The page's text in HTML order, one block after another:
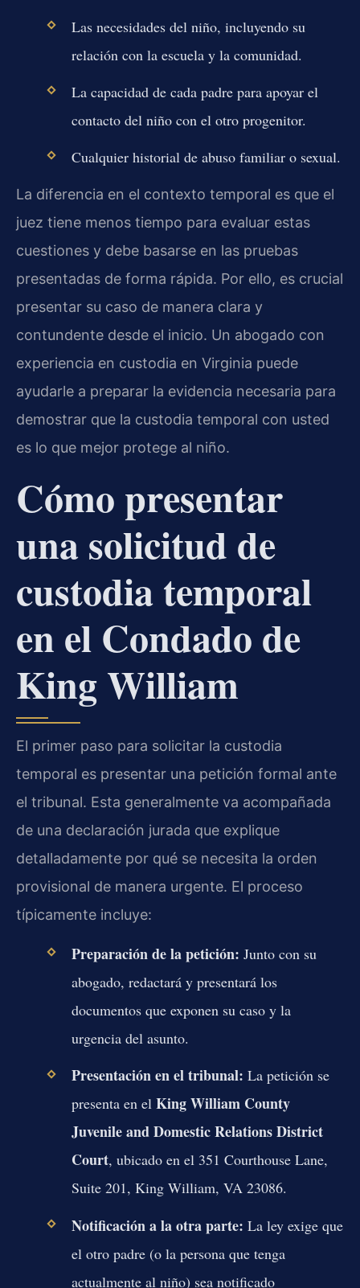
Las necesidades del niño, incluyendo su
relación con la escuela y la comunidad.
La capacidad de cada padre para apoyar el
contacto del niño con el otro progenitor.
Cualquier historial de abuso familiar o sexual.
La diferencia en el contexto temporal es que el
juez tiene menos tiempo para evaluar estas
cuestiones y debe basarse en las pruebas
presentadas de forma rápida. Por ello, es crucial
presentar su caso de manera clara y
contundente desde el inicio. Un abogado con
experiencia en custodia en Virginia puede
ayudarle a preparar la evidencia necesaria para
demostrar que la custodia temporal con usted
es lo que mejor protege al niño.
Cómo presentar
una solicitud de
custodia temporal
en el Condado de
King William
El primer paso para solicitar la custodia
temporal es presentar una petición formal ante
el tribunal. Esta generalmente va acompañada
de una declaración jurada que explique
detalladamente por qué se necesita la orden
provisional de manera urgente. El proceso
típicamente incluye:
Preparación de la petición: Junto con su
abogado, redactará y presentará los
documentos que exponen su caso y la
urgencia del asunto.
Presentación en el tribunal: La petición se
presenta en el King William County
Juvenile and Domestic Relations District
Court, ubicado en el 351 Courthouse Lane,
Suite 201, King William, VA 23086.
Notificación a la otra parte: La ley exige que
el otro padre (o la persona que tenga
actualmente al niño) sea notificado